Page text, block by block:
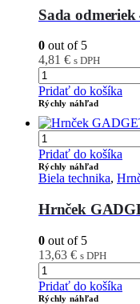
Sada
0 out of 5
4,81 € s DPH
Pridať do košíka
Rýchly náhľad
Pridať do košíka
Rýchly náhľad
Biela technika,
Hrnček
0 out of 5
13,63 € s DPH
Pridať do košíka
Rýchly náhľad